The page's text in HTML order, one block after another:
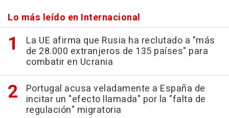
Lo más leído en Internacional
La UE afirma que Rusia ha reclutado a "más
de 28.000 extranjeros de 135 países" para
combatir en Ucrania
Portugal acusa veladamente a España de
incitar un "efecto llamada" por la "falta de
regulación" migratoria